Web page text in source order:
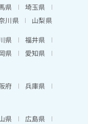
県
埼玉県
川県
山梨県
県
福井県
県
愛知県
府
兵庫県
県
広島県